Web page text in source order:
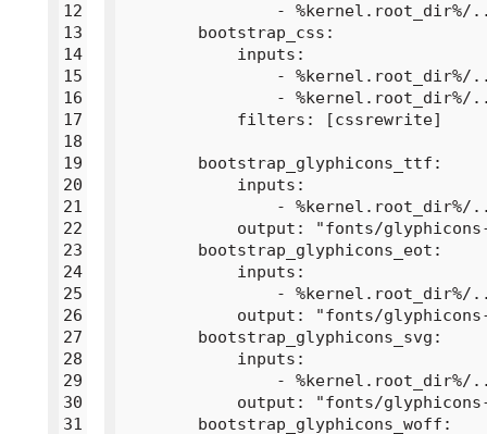
12
13
14
15
16
17
18
19
20
21
22
23
24
25
26
27
28
29
30
31
- %kernel.root_dir%/
        bootstrap_css:
            inputs:
- %kernel.root_dir%/
- %kernel.root_dir%/
            filters: [cssrewrite]
        bootstrap_glyphicons_ttf:
            inputs:
- %kernel.root_dir%/
output: "fonts/
        bootstrap_glyphicons_eot:
            inputs:
- %kernel.root_dir%/
output: "fonts/
        bootstrap_glyphicons_svg:
            inputs:
- %kernel.root_dir%/
output: "fonts/
        bootstrap_glyphicons_woff: